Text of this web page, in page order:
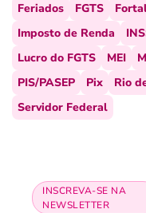
Feriados
FGTS
Imposto de Renda
Lucro do FGTS
MEI
PIS/PASEP
Pix Rio
Servidor Federal
INSCREVA-SE NA
NEWSLETTER